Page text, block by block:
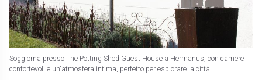
Soggiorna presso The Potting Shed Guest House a Hermanus, con camere
confortevoli e un'atmosfera intima, perfetto per esplorare la città.